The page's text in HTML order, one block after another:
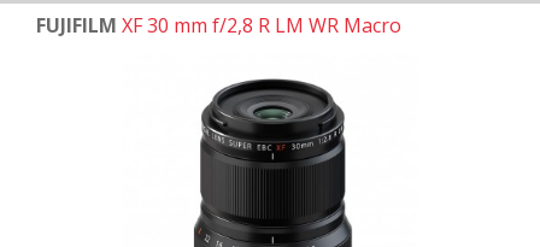
FUJIFILM XF 30 mm f/2,8 R LM WR Macro